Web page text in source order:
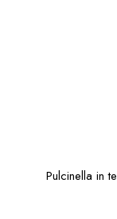
Pulcinella in